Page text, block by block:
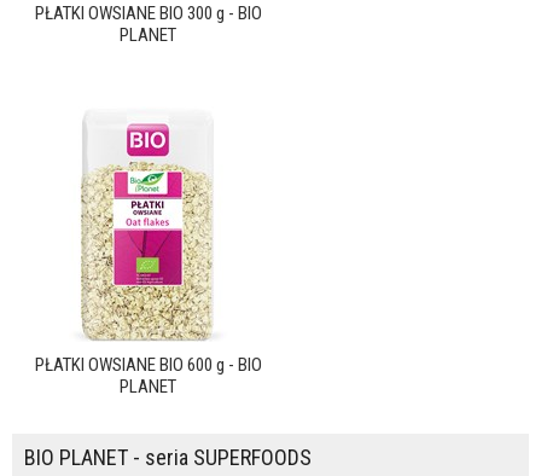
PŁATKI OWSIANE BIO 300 g - BIO
PLANET
PŁATKI OWSIANE BIO 600 g - BIO
PLANET
BIO PLANET - seria SUPERFOODS